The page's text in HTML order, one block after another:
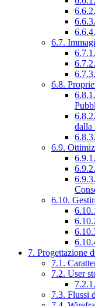
6.7.
6.8.
dalla
6.9.
6.10.
7. Progettazione
7.1.
7.2. User
7.3. Flussi